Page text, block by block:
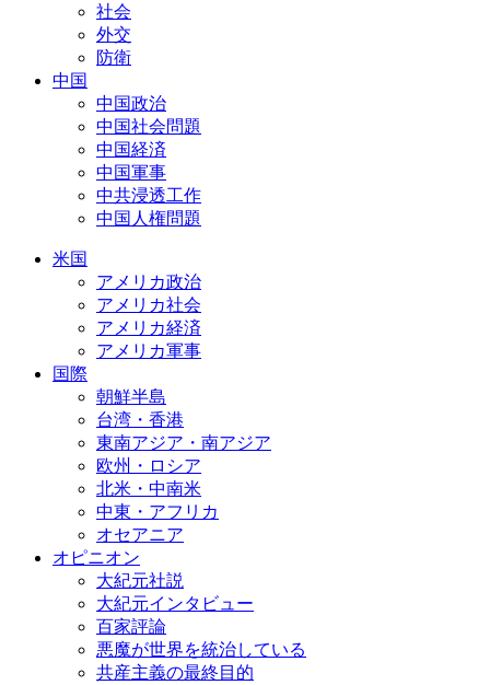
社会
外交
防衛
中国
中国政治
中国社会問題
中国経済
中国軍事
中共浸透工作
中国人権問題
米国
アメリカ政治
アメリカ社会
アメリカ経済
アメリカ軍事
国際
朝鮮半島
台湾・香港
東南アジア・南アジア
欧州・ロシア
北米・中南米
中東・アフリカ
オセアニア
オピニオン
大紀元社説
大紀元インタビュー
百家評論
悪魔が世界を統治している
共産主義の最終目的